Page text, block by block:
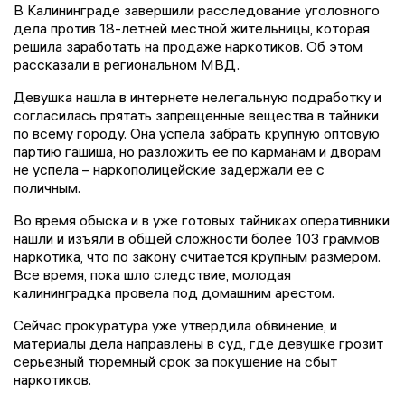
В Калининграде завершили расследование уголовного
дела против 18-летней местной жительницы, которая
решила заработать на продаже наркотиков. Об этом
рассказали в региональном МВД.
Девушка нашла в интернете нелегальную подработку и
согласилась прятать запрещенные вещества в тайники
по всему городу. Она успела забрать крупную оптовую
партию гашиша, но разложить ее по карманам и дворам
не успела – наркополицейские задержали ее с
поличным.
Во время обыска и в уже готовых тайниках оперативники
нашли и изъяли в общей сложности более 103 граммов
наркотика, что по закону считается крупным размером.
Все время, пока шло следствие, молодая
калининградка провела под домашним арестом.
Сейчас прокуратура уже утвердила обвинение, и
материалы дела направлены в суд, где девушке грозит
серьезный тюремный срок за покушение на сбыт
наркотиков.